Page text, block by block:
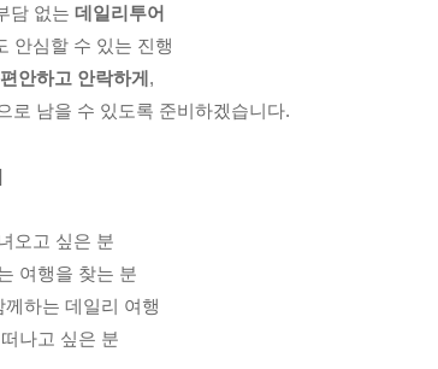
담 없는 데일리투어
안심할 수 있는 진행
안하고 안락하게 ,
로 남을 수 있도록 준비하겠습니다.
오고 싶은 분
여행을 찾는 분
하는 데일리 여행
나고 싶은 분